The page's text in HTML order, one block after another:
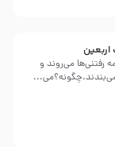
اربعین
رفتنی‌ها می‌روند و